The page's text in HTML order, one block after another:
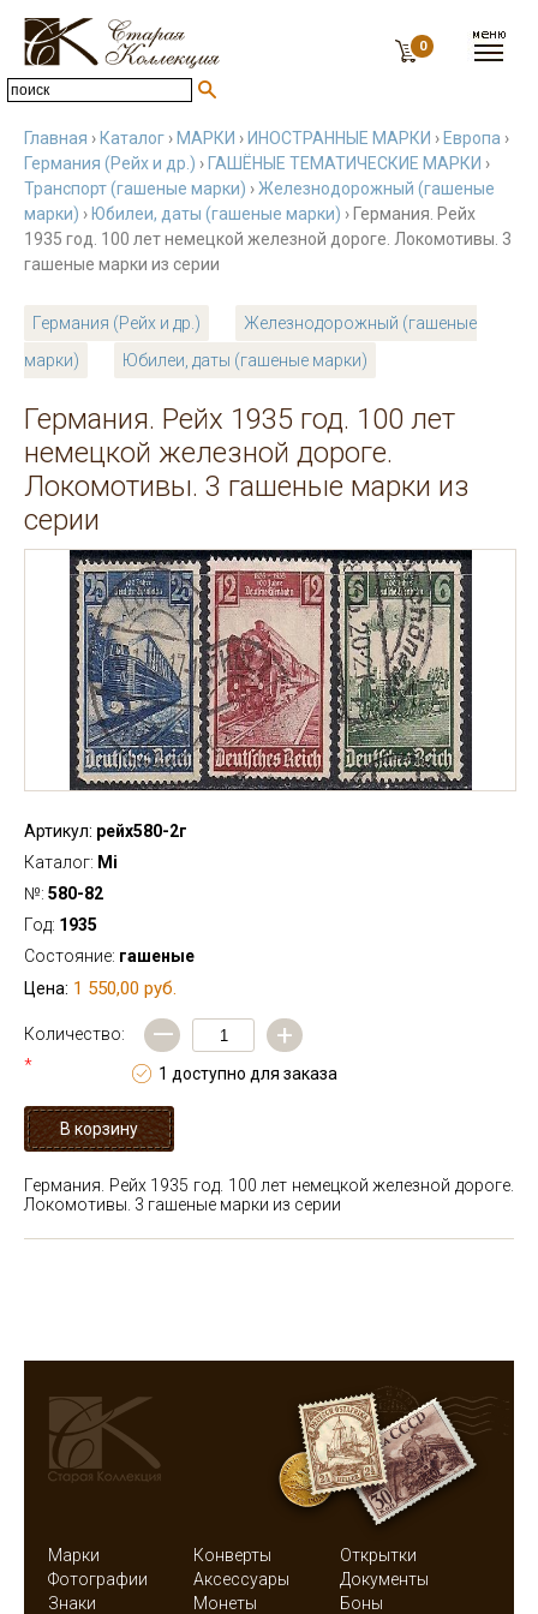
0
Главная › Каталог › МАРКИ › ИНОСТРАННЫЕ МАРКИ › Европа ›
Германия (Рейх и др.) › ГАШЁНЫЕ ТЕМАТИЧЕСКИЕ МАРКИ ›
Транспорт (гашеные марки) ›Железнодорожный (гашеные
марки) › Юбилеи, даты (гашеные марки) › Германия. Рейх
1935 год. 100 лет немецкой железной дороге. Локомотивы. 3
гашеные марки из серии
Германия (Рейх и др.)
Железнодорожный (гашеные
марки)
Юбилеи, даты (гашеные марки)
Германия. Рейх 1935 год. 100 лет
немецкой железной дороге.
Локомотивы. 3 гашеные марки из
серии
Артикул: рейх580-2г
Каталог: Mi
№: 580-82
Год: 1935
Состояние: гашеные
Цена: 1 550,00 руб.
Количество:
*
— +
1 доступно для заказа
Германия. Рейх 1935 год. 100 лет немецкой железной дороге.
Локомотивы. 3 гашеные марки из серии
Марки Конверты
Открытки
Фотографии
Аксессуары
Документы
Знаки
Монеты Боны